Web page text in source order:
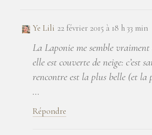
Ye Lili 22 février 2015 à 18 h 33 min
La Laponie me semble
elle est couverte de neige: c’est
rencontre est la plus belle (et la
…
Répondre